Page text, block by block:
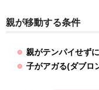
親が移動する条件
親がテンパイせず
子がアガる(ダブロ